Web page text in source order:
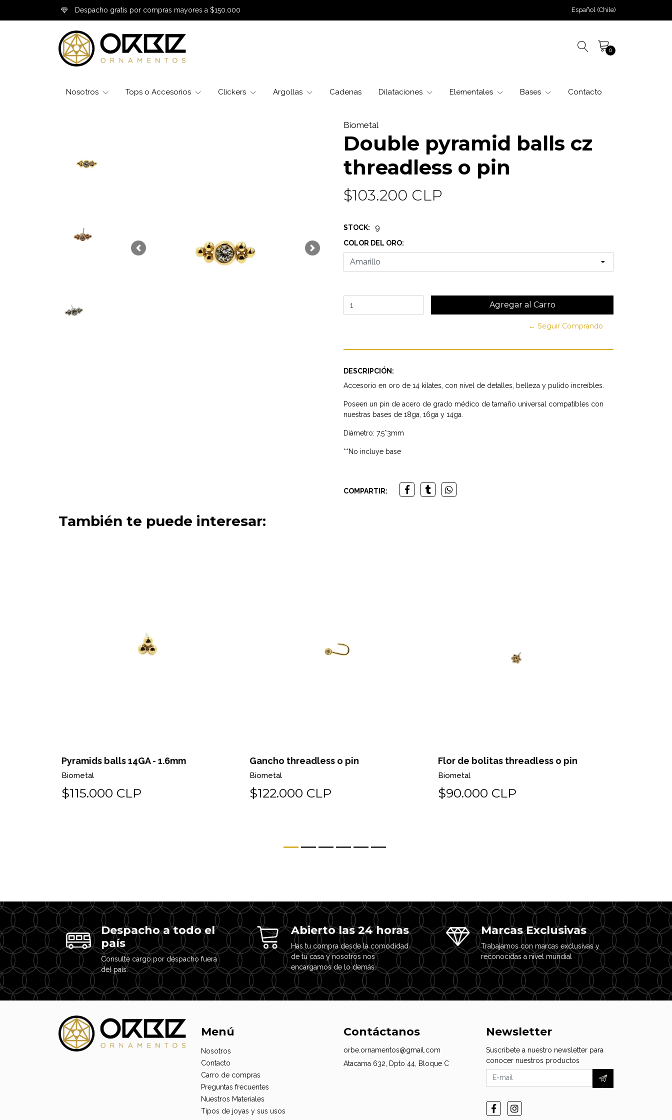
Despacho gratis por compras mayores a $150.000 Español (Chile)
0
Nosotros Tops o Accesorios Clickers Argollas Cadenas Dilataciones Elementales Bases Contacto
Previous Next
Biometal
Double pyramid balls cz
threadless o pin
$103.200 CLP
STOCK: 9
COLOR DEL ORO:
← Seguir Comprando
DESCRIPCIÓN:
Accesorio en oro de 14 kilates, con nivel de detalles, belleza y pulido increíbles.
Poseen un pin de acero de grado médico de tamaño universal compatibles con
nuestras bases de 18ga, 16ga y 14ga.
Diámetro: 7.5*3mm
**No incluye base
COMPARTIR:
También te puede interesar:
Pyramids balls 14GA - 1.6mm
Biometal
$115.000 CLP
Gancho threadless o pin
Biometal
$122.000 CLP
Flor de bolitas threadless o pin
Biometal
$90.000 CLP
Despacho a todo el
país
Consulte cargo por despacho fuera
del país.
Abierto las 24 horas
Has tu compra desde la comodidad
de tu casa y nosotros nos
encargamos de lo demás.
Marcas Exclusivas
Trabajamos con marcas exclusivas y
reconocidas a nivel mundial
Menú
Nosotros
Contacto
Carro de compras
Preguntas frecuentes
Nuestros Materiales
Tipos de joyas y sus usos
Contáctanos
orbe.ornamentos@gmail.com
Atacama 632, Dpto 44, Bloque C
Newsletter
Suscribete a nuestro newsletter para
conocer nuestros productos